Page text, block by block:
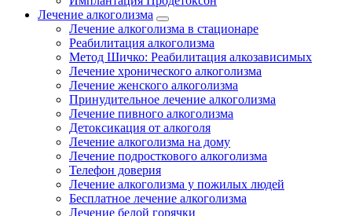
Лечение алкоголизма
Лечение алкоголизма в стационаре
Реабилитация алкоголизма
Метод Шичко: Реабилитация алкозависимых
Лечение хронического алкоголизма
Лечение женского алкоголизма
Принудительное лечение алкоголизма
Лечение пивного алкоголизма
Детоксикация от алкоголя
Лечение алкоголизма на дому
Лечение подросткового алкоголизма
Телефон доверия
Лечение алкоголизма у пожилых людей
Бесплатное лечение алкоголизма
Лечение белой горячки